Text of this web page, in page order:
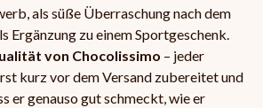
als süße Überraschung nach dem
Ergänzung zu einem Sportgeschenk.
von Chocolissimo – jeder
kurz vor dem Versand zubereitet und
er genauso gut schmeckt, wie er